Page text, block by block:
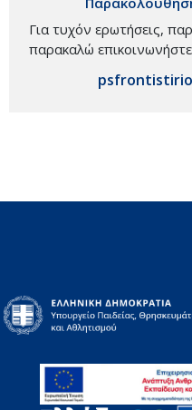
Για τυχόν ερωτήσεις,
παρακαλώ